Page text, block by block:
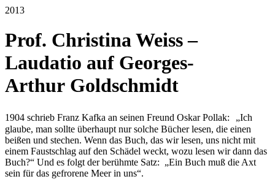
2013
Prof. Christina Weiss –
Laudatio auf Georges-
Arthur Goldschmidt
1904 schrieb Franz Kafka an seinen Freund Oskar Pollak: „Ich
glaube, man sollte überhaupt nur solche Bücher lesen, die einen
beißen und stechen. Wenn das Buch, das wir lesen, uns nicht mit
einem Faustschlag auf den Schädel weckt, wozu lesen wir dann das
Buch?“ Und es folgt der berühmte Satz: „Ein Buch muß die Axt
sein für das gefrorene Meer in uns“.